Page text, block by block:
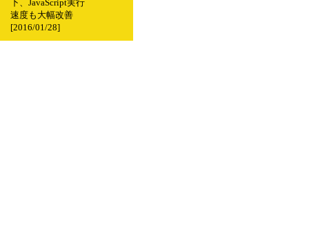
下、JavaScript実行
速度も大幅改善
[2016/01/28]